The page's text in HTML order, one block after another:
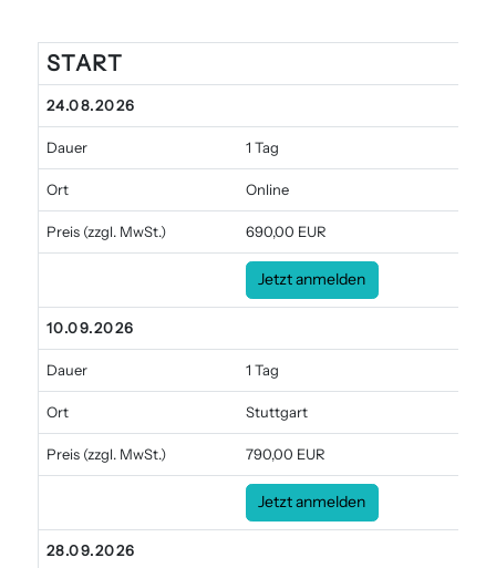
Angebote
START
24.08.2026
Dauer 1 Tag
Ort Online
Preis (zzgl. MwSt.) 690,00 EUR
Jetzt anmelden
10.09.2026
Dauer 1 Tag
Ort Stuttgart
Preis (zzgl. MwSt.) 790,00 EUR
Jetzt anmelden
28.09.2026